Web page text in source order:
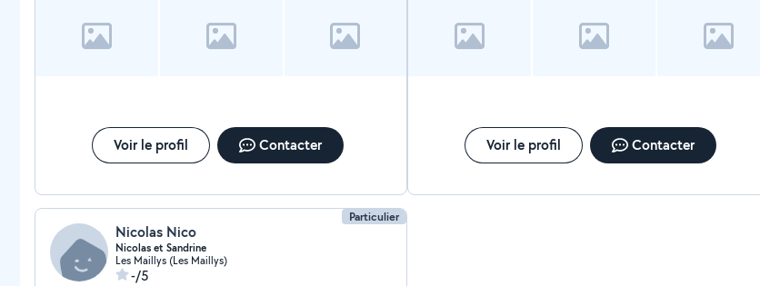
Voir le profil Contacter Voir le profil Contacter
Particulier
Nicolas Nico
Nicolas et Sandrine
Les Maillys (Les Maillys)
-/5